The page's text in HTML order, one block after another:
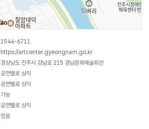
1544-6711
https://artcenter.gyeongnam.go.kr
경상남도 진주시 강남로 215 경남문화예술회관
공연별로 상이
공연별로 상이
가능
공연별로 상이
있음